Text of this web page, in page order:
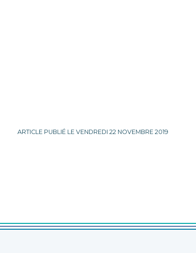
ARTICLE PUBLIÉ LE VENDREDI 22 NOVEMBRE 2019